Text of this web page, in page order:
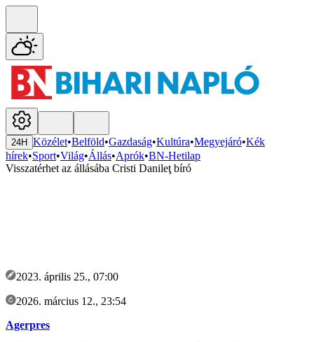
24H Közélet•Belföld•Gazdaság•Kultúra•Megyejáró•Kék
hírek•Sport•Világ•Állás•Aprók•BN-Hetilap
Visszatérhet az állásába Cristi Danileţ bíró
2023. április 25., 07:00
2026. március 12., 23:54
Agerpres